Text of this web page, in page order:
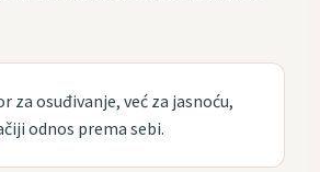
za osuđivanje, već za jasnoću,
odnos prema sebi.